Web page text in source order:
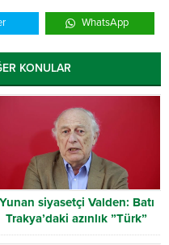
WhatsApp
KONULAR
Yunan siyasetçi Valden: Batı
Trakya’daki azınlık ”Türk”
olarak tanınmalı